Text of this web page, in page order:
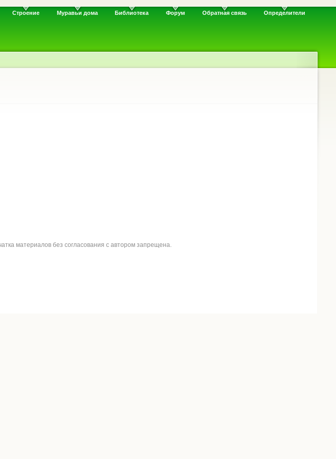
Строение Муравьи дома Библиотека Форум Обратная связь Определители
материалов без согласования с автором запрещена.